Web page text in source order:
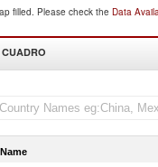
filled. Please check the Data